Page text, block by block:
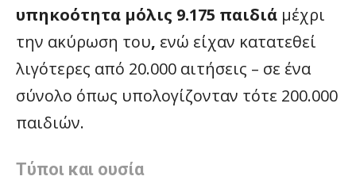
υπηκοότητα μόλις 9.175 παιδιά μέχρι
την ακύρωση του, ενώ είχαν κατατεθεί
λιγότερες από 20.000 αιτήσεις – σε ένα
σύνολο όπως υπολογίζονταν τότε 200.000
παιδιών.
Τύποι και ουσία